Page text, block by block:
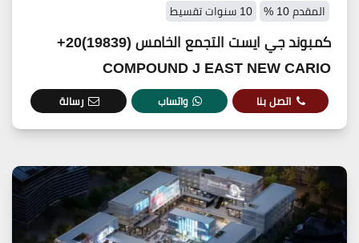
المقدم 10 % 10 سنوات تقسيط
كمبوند جي ايست التجمع الخامس (19839)20+
COMPOUND J EAST NEW CARIO
اتصل بنا واتساب رسالة